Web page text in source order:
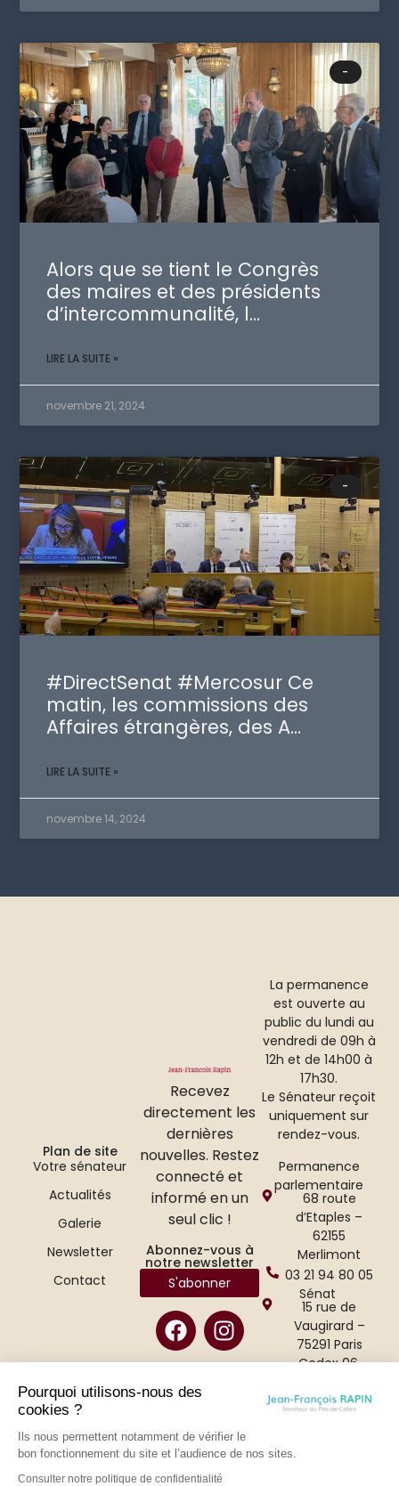
Pourquoi utilisons-nous des
cookies ?
Ils nous permettent notamment de vérifier le
bon fonctionnement du site et l’audience de nos sites.
Consulter notre politique de confidentialité
-
Alors que se tient le Congrès
des maires et des présidents
d’intercommunalité, l…
LIRE LA SUITE »
novembre 21, 2024
-
#DirectSenat #Mercosur Ce
matin, les commissions des
Affaires étrangères, des A…
LIRE LA SUITE »
novembre 14, 2024
Recevez
directement les
dernières
nouvelles. Restez
connecté et
informé en un
seul clic !
Abonnez-vous à
notre newsletter
S'abonner
La permanence
est ouverte au
public du lundi au
vendredi de 09h à
12h et de 14h00 à
17h30.
Le Sénateur reçoit
uniquement sur
rendez-vous.
Permanence
parlementaire
68 route
d’Etaples –
62155
Merlimont
03 21 94 80 05
Sénat
15 rue de
Vaugirard –
75291 Paris
Cedex 06.
Plan de site
Votre sénateur
Actualités
Galerie
Newsletter
Contact